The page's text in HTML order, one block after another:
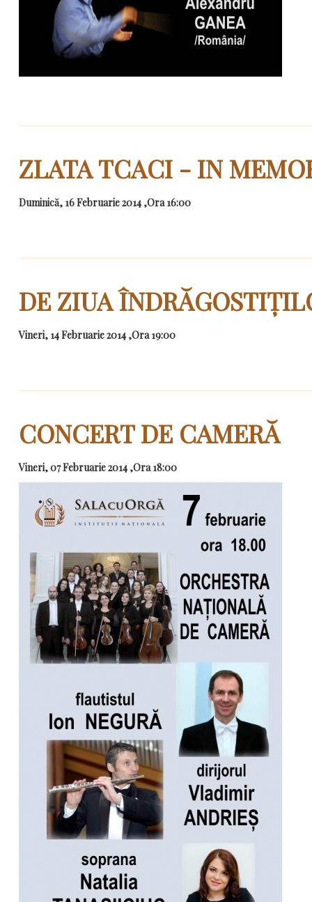
ZLATA TCACI - IN
Duminică, 16 Februarie 2014 ,Ora 16:00
DE ZIUA
Vineri, 14 Februarie 2014 ,Ora 19:00
CONCERT DE CAMERĂ
Vineri, 07 Februarie 2014 ,Ora 18:00